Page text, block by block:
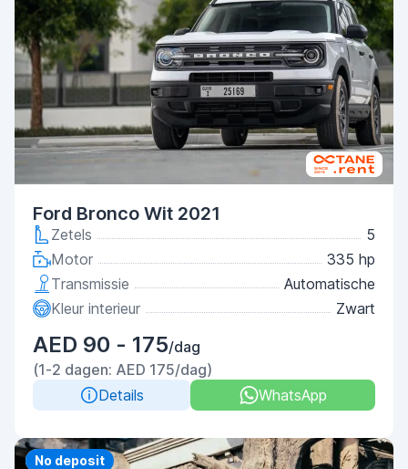
Ford Bronco Wit 2021
Zetels
5
Motor
335 hp
Transmissie
Automatische
Kleur interieur
Zwart
AED 90 - 175/dag
(1-2 dagen: AED 175/dag)
Details
WhatsApp
Priority
No deposit